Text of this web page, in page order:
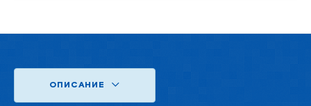
ОПИСАНИЕ